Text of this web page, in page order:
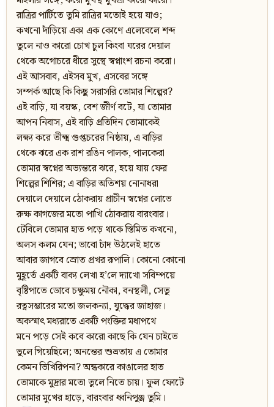
রাত্রির পার্টিতে তুমি রাত্রির মতোই হয়ে যাও;
কখনো দাঁড়িয়ে একা এক কোণে এলেবেলে শব্দ
তুলে নাও কারো চোখ চুল কিংবা ঘরের দেয়াল
থেকে অগোচরে ধীরে সুস্থে স্বপ্নাংশ রচনা করো।
এই আসবাব, এইসব মুখ, এসবের সঙ্গে
সম্পর্ক আছে কি কিছু সরাসরি তোমার শিল্পের?
এই বাড়ি, যা বয়স্ক, বেশ জীর্ণ বটে, যা তোমার
আপন নিবাস, এই বাড়ি প্রতিদিন তোমাকেই
লক্ষ্য করে তীক্ষ্ম গুপ্তচরের নিষ্ঠায়, এ বাড়ির
থেকে ঝরে এক রাশ রঙিন পালক, পালকেরা
তোমার স্বপ্নের অভ্যন্তরে ঝরে, হয়ে যায় ফের
শিল্পের শিশির; এ বাড়ির অতিশয় নোনাধরা
দেয়ালে দেয়ালে ঠোকরায় প্রাচীন স্বপ্নের লোভে
রুক্ষ কাগজের মতো পাখি ঠোকরায় বারংবার।
টেবিলে তোমার হাত পড়ে থাকে স্তিমিত কখনো,
অলস কলম যেন; ভাবো চাঁদ উঠলেই হাতে
আবার জাগবে স্রোত প্রখর রূপালি। কোনো কোনো
মুহূর্তে একটি বাক্য লেখা হ’লে দ্যাখো সবিম্পয়ে
বৃষ্টিপাতে ডোবে চক্ষুময় নৌকা, বনস্থলী, সেতু
রত্নসম্ভারের মতো জলকন্যা, যুদ্ধের জাহাজ।
অকস্মাৎ মধ্যরাতে একটি পংক্তির মধ্যপথে
মনে পড়ে সেই কবে কারো কাছে কি যেন চাইতে
ভুলে গিয়েছিলে; অনন্তের শুভ্রতায় এ তোমার
কেমন ভিখিরিপনা? অন্ধকারে কাঙালের হাত
তোমাকে মুদ্রার মতো তুলে নিতে চায়। ফুল ফোটে
তোমার মুখের হাড়ে, বারংবার ধ্বনিপুঞ্জ তুমি।